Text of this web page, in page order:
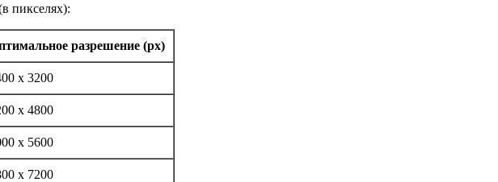
пикселях):
разрешение (px)
x 3200
x 4800
x 5600
x 7200